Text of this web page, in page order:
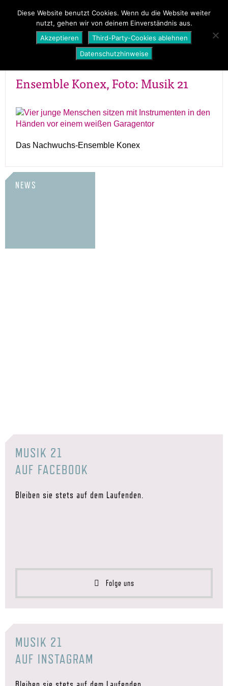
PROGRAMM ÜBER UNS NEWS
Ensemble Konex, Foto: Musik 21
Das Nachwuchs-Ensemble Konex
NEWS
MUSIK 21
AUF FACEBOOK
Bleiben sie stets auf dem Laufenden.
Folge uns
MUSIK 21
AUF INSTAGRAM
Diese Website benutzt Cookies. Wenn du die Website weiter
nutzt, gehen wir von deinem Einverständnis aus.
Akzeptieren
Third-Party-Cookies ablehnen
Datenschutzhinweise